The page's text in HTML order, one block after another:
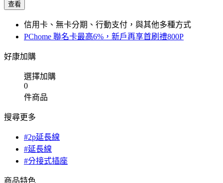
查看
信用卡、無卡分期、行動支付，與其他多種方式
PChome 聯名卡最高6%，新戶再享首刷禮800P
好康加購
選擇加購
0
件商品
搜尋更多
#2p延長線
#延長線
#分接式插座
商品特色